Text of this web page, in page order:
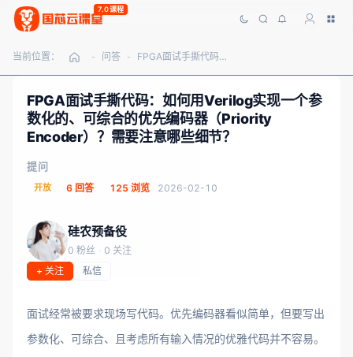
7.0课程
当前位置： - 问答 - FPGA面试手撕代码：如何用Verilog实现一个参数化的、可综合的优先编码器（Priority Encoder）？需要注意哪些细节？
FPGA面试手撕代码：如何用Verilog实现一个参
数化的、可综合的优先编码器（Priority
Encoder）？需要注意哪些细节？
提问
开放 6 回答 125 浏览 2026-02-10
硅农预备役
0 粉丝 · 0 关注
+ 关注
私信
面试经常被要求现场写代码。优先编码器看似简单，但要写出
参数化、可综合、且考虑所有输入情况的优雅代码并不容易。